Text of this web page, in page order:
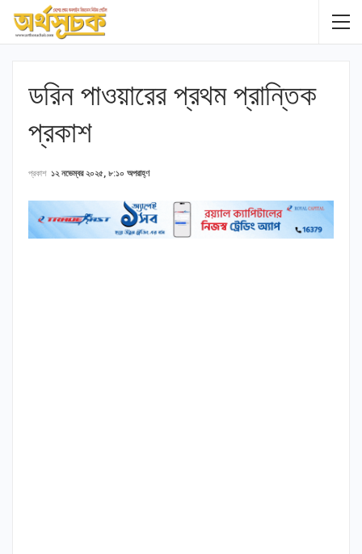
ডরিন পাওয়ারের প্রথম প্রান্তিক
প্রকাশ
প্রকাশ ১২ নভেম্বর ২০২৫, ৮:১০ অপরাহ্ণ